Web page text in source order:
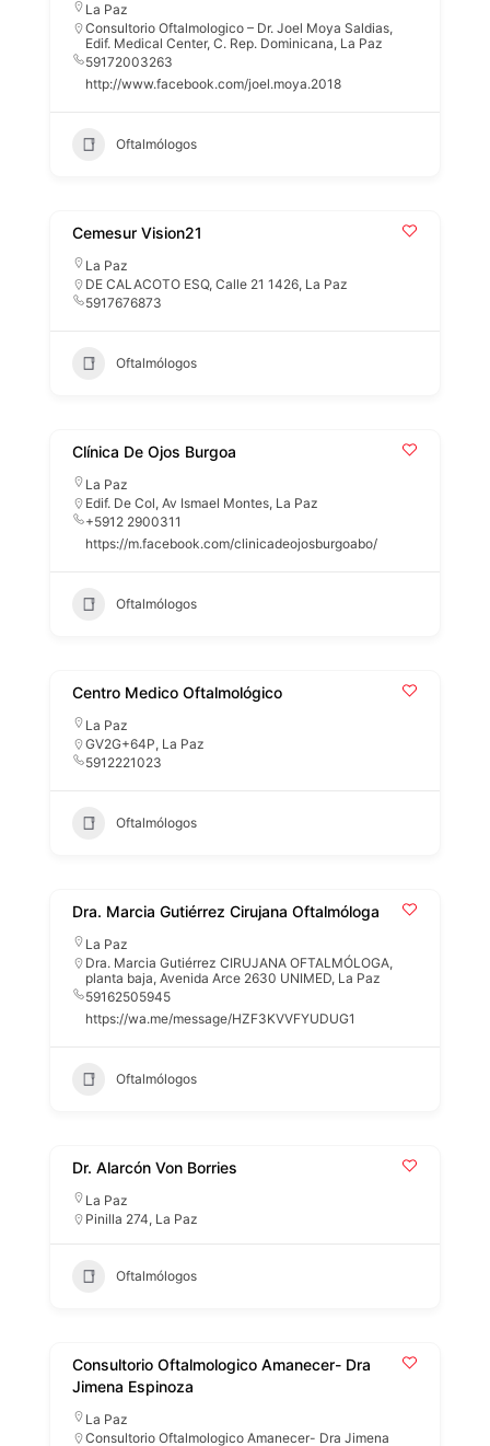
La Paz
Consultorio Oftalmologico – Dr. Joel Moya Saldias,
Edif. Medical Center, C. Rep. Dominicana, La Paz
59172003263
http://www.facebook.com/joel.moya.2018
Oftalmólogos
Cemesur Vision21
La Paz
DE CALACOTO ESQ, Calle 21 1426, La Paz
5917676873
Oftalmólogos
Clínica De Ojos Burgoa
La Paz
Edif. De Col, Av Ismael Montes, La Paz
+5912 2900311
https://m.facebook.com/clinicadeojosburgoabo/
Oftalmólogos
Centro Medico Oftalmológico
La Paz
GV2G+64P, La Paz
5912221023
Oftalmólogos
Dra. Marcia Gutiérrez Cirujana Oftalmóloga
La Paz
Dra. Marcia Gutiérrez CIRUJANA OFTALMÓLOGA,
planta baja, Avenida Arce 2630 UNIMED, La Paz
59162505945
https://wa.me/message/HZF3KVVFYUDUG1
Oftalmólogos
Dr. Alarcón Von Borries
La Paz
Pinilla 274, La Paz
Oftalmólogos
Consultorio Oftalmologico Amanecer- Dra
Jimena Espinoza
La Paz
Consultorio Oftalmologico Amanecer- Dra Jimena